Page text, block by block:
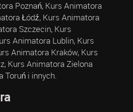
Poznań, Kurs Animatora
Łódź, Kurs Animatora
Szczecin, Kurs
Animatora Lublin, Kurs
Animatora Kraków, Kurs
Kurs Animatora Zielona
Toruń i innych.